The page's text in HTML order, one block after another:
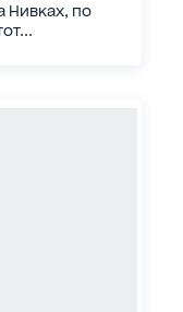
Нивках, по